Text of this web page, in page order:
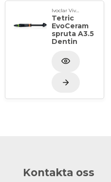
Ivoclar Vivadent
Tetric
EvoCeram
spruta A3.5
Dentin
Kontakta oss